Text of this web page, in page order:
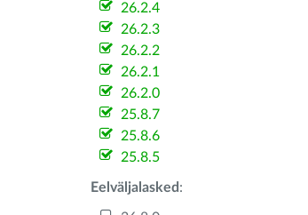
26.2.4
26.2.3
26.2.2
26.2.1
26.2.0
25.8.7
25.8.6
25.8.5
Eelväljalasked :